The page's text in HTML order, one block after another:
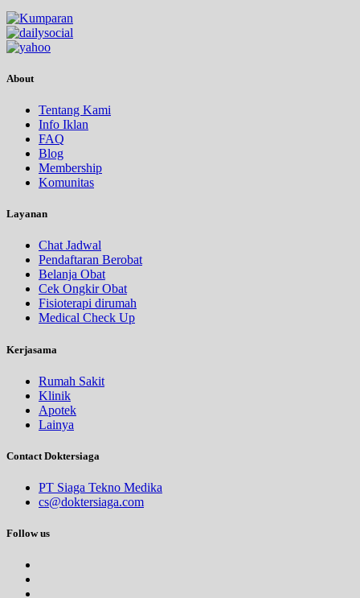
About
Tentang Kami
Info Iklan
FAQ
Blog
Membership
Komunitas
Layanan
Chat Jadwal
Pendaftaran Berobat
Belanja Obat
Cek Ongkir Obat
Fisioterapi dirumah
Medical Check Up
Kerjasama
Rumah Sakit
Klinik
Apotek
Lainya
Contact Doktersiaga
PT Siaga Tekno Medika
cs@doktersiaga.com
Follow us